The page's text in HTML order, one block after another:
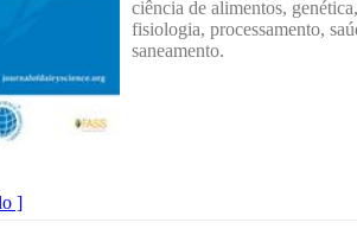
ciência de alimentos,
fisiologia, processamento,
saneamento.
]